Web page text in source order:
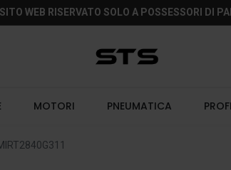
SITO WEB RISERVATO SOLO A POSSESSORI DI
MOTORI PNEUMATICA